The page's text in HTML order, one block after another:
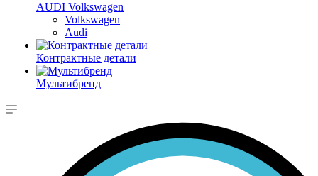
AUDI Volkswagen
Volkswagen
Audi
Контрактные детали
Мультибренд